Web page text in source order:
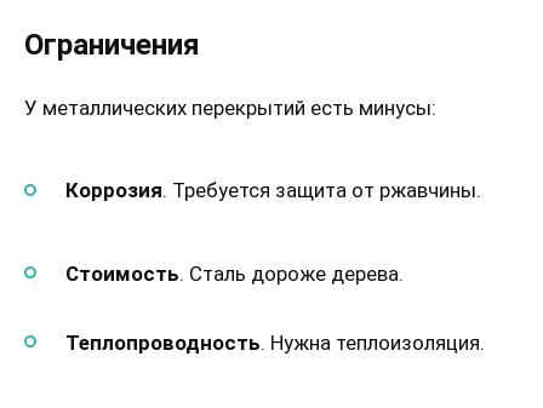
Ограничения
У металлических перекрытий есть минусы:
Коррозия. Требуется защита от ржавчины.
Стоимость. Сталь дороже дерева.
Теплопроводность. Нужна теплоизоляция.